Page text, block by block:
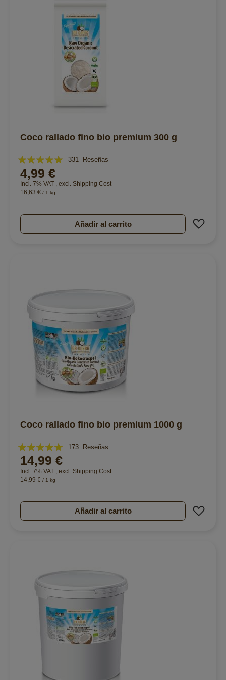
Coco rallado fino bio premium 300 g
Valoración:
99%
331 Reseñas
4,99 €
Incl. 7% VAT , excl. Shipping Cost
16,63 € / 1 kg
Añadir al carrito
Coco rallado fino bio premium 1000 g
Valoración:
99%
173 Reseñas
14,99 €
Incl. 7% VAT excl. Shipping Cost
14,99 € / 1 kg
Añadir al carrito